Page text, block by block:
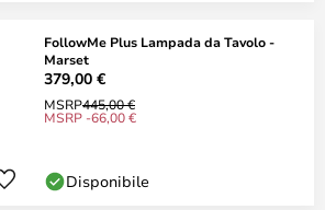
FollowMe Plus Lampada da Tavolo -
Marset
379,00 €
MSRP445,00 €
MSRP -66,00 €
Disponibile